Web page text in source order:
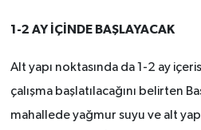
1-2 AY İÇİNDE BAŞLAYACAK
Alt yapı noktasında da 1-2 ay
çalışma başlatılacağını belirten
mahallede yağmur suyu ve alt